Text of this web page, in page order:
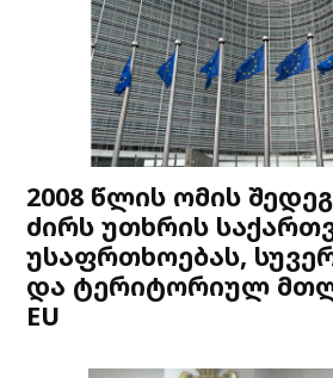
2008 წლის ომის
ძირს უთხრის
უსაფრთხოებას,
და ტერიტორიულ
EU